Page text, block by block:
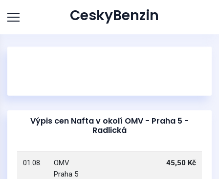
CeskyBenzin
Výpis cen Nafta v okolí OMV - Praha 5 -
Radlická
01.08.
OMV
Praha 5
45,50 Kč